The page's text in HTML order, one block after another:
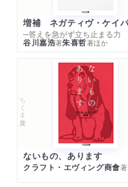
─答えを急がず立ち止まる力
谷川嘉浩著朱喜哲著ほか
ちくま文庫
ないもの、あります
クラフト・エヴィング商會著